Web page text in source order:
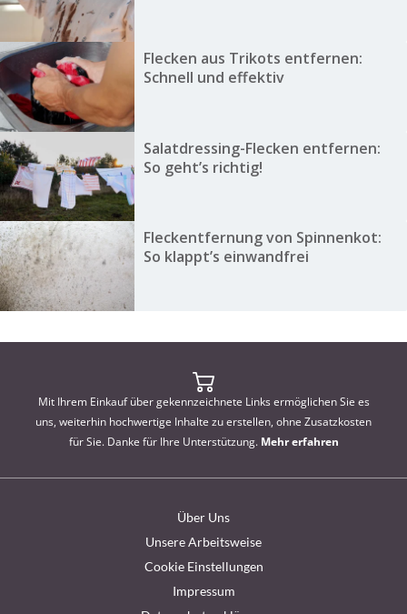
Flecken aus Trikots entfernen:
Schnell und effektiv
Salatdressing-Flecken entfernen:
So geht’s richtig!
Fleckentfernung von Spinnenkot:
So klappt’s einwandfrei
Mit Ihrem Einkauf über gekennzeichnete Links ermöglichen Sie es
uns, weiterhin hochwertige Inhalte zu erstellen, ohne Zusatzkosten
für Sie. Danke für Ihre Unterstützung. Mehr erfahren
Über Uns
Unsere Arbeitsweise
Cookie Einstellungen
Impressum